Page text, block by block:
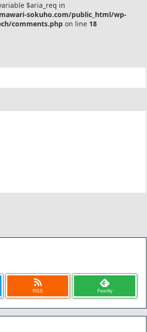
$aria_req in
sokuho.com/public_html/wp-
comments.php on line 18
RSS Feedly